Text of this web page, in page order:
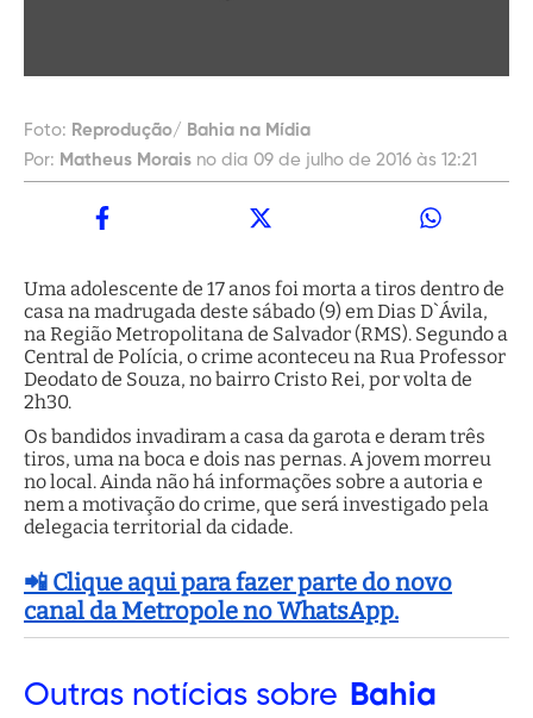
Foto: Reprodução/ Bahia na Mídia
Por: Matheus Morais no dia 09 de julho de 2016 às 12:21
Uma adolescente de 17 anos foi morta a tiros dentro de
casa na madrugada deste sábado (9) em Dias D`Ávila,
na Região Metropolitana de Salvador (RMS). Segundo a
Central de Polícia, o crime aconteceu na Rua Professor
Deodato de Souza, no bairro Cristo Rei, por volta de
2h30.
Os bandidos invadiram a casa da garota e deram três
tiros, uma na boca e dois nas pernas. A jovem morreu
no local. Ainda não há informações sobre a autoria e
nem a motivação do crime, que será investigado pela
delegacia territorial da cidade.
📲 Clique aqui para fazer parte do novo
canal da Metropole no WhatsApp.
Outras notícias sobre Bahia